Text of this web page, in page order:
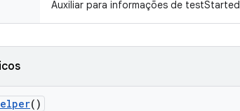
Auxiliar para informações de testStarted
()